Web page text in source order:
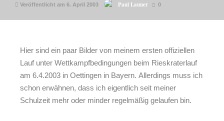
Veröffentlicht am 6. April 2003 Paul Launer 0
Hier sind ein paar Bilder von meinem ersten offiziellen
Lauf unter Wettkampfbedingungen beim Rieskraterlauf
am 6.4.2003 in Oettingen in Bayern. Allerdings muss ich
schon erwähnen, dass ich eigentlich seit meiner
Schulzeit mehr oder minder regelmäßig gelaufen bin.